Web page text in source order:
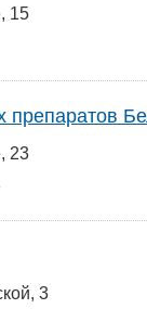
15
препаратов
23
3